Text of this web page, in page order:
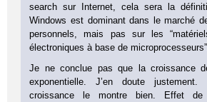
search sur Internet, cela sera la
Windows est dominant dans le marché
personnels, mais pas sur les
électroniques à base de microprocesseurs”.
Je ne conclue pas que la croissance
exponentielle. J’en doute
croissance le montre bien. Effet